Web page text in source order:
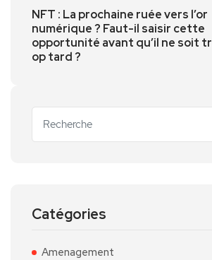
NFT : La prochaine ruée vers l’or
numérique ? Faut-il saisir cette
opportunité avant qu’il ne soit tr
op tard ?
Catégories
Amenagement